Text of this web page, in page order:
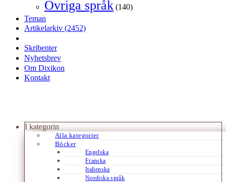
Övriga språk (140)
Teman
Artikelarkiv (2452)
Skribenter
Nyhetsbrev
Om Dixikon
Kontakt
I kategorin
Alla kategorier
Böcker
Engelska
Franska
Italienska
Nordiska språk